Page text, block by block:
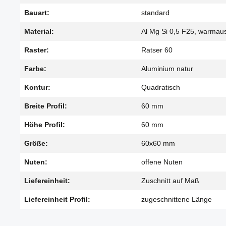
Bauart: standard
Material: Al Mg Si 0,5 F25,
Raster: Ratser 60
Farbe: Aluminium natur
Kontur: Quadratisch
Breite Profil: 60 mm
Höhe Profil: 60 mm
Größe: 60x60 mm
Nuten: offene Nuten
Liefereinheit: Zuschnitt auf Maß
Liefereinheit Profil: zugeschnittene Länge